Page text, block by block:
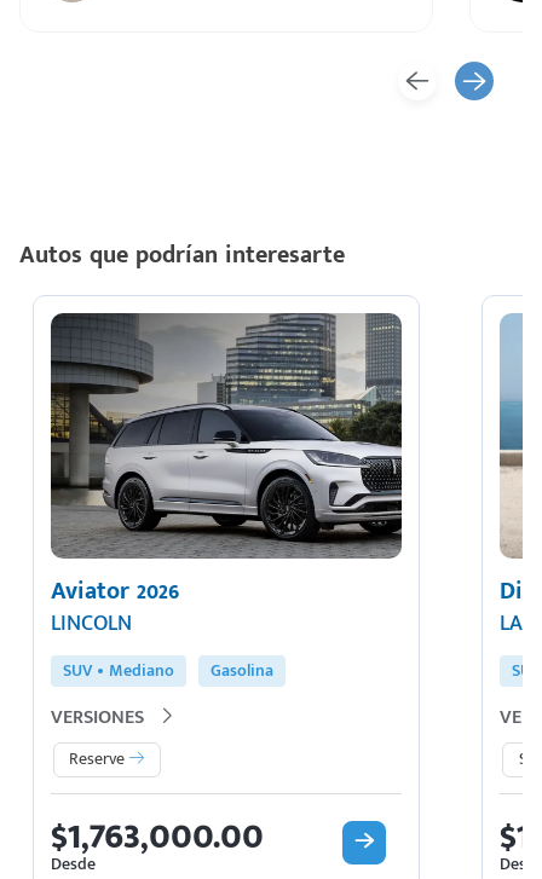
Autos que podrían interesarte
Aviator 2026
LINCOLN
SUV Mediano Gasolina
VERSIONES
Reserve
$1,763,000.00
Desde
SUV
S